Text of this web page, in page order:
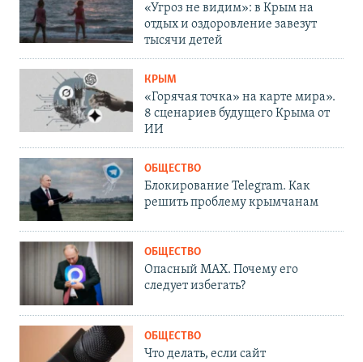
«Угроз не видим»: в Крым на
отдых и оздоровление завезут
тысячи детей
КРЫМ
«Горячая точка» на карте мира».
8 сценариев будущего Крыма от
ИИ
ОБЩЕСТВО
Блокирование Telegram. Как
решить проблему крымчанам
ОБЩЕСТВО
Опасный MAX. Почему его
следует избегать?
ОБЩЕСТВО
Что делать, если сайт